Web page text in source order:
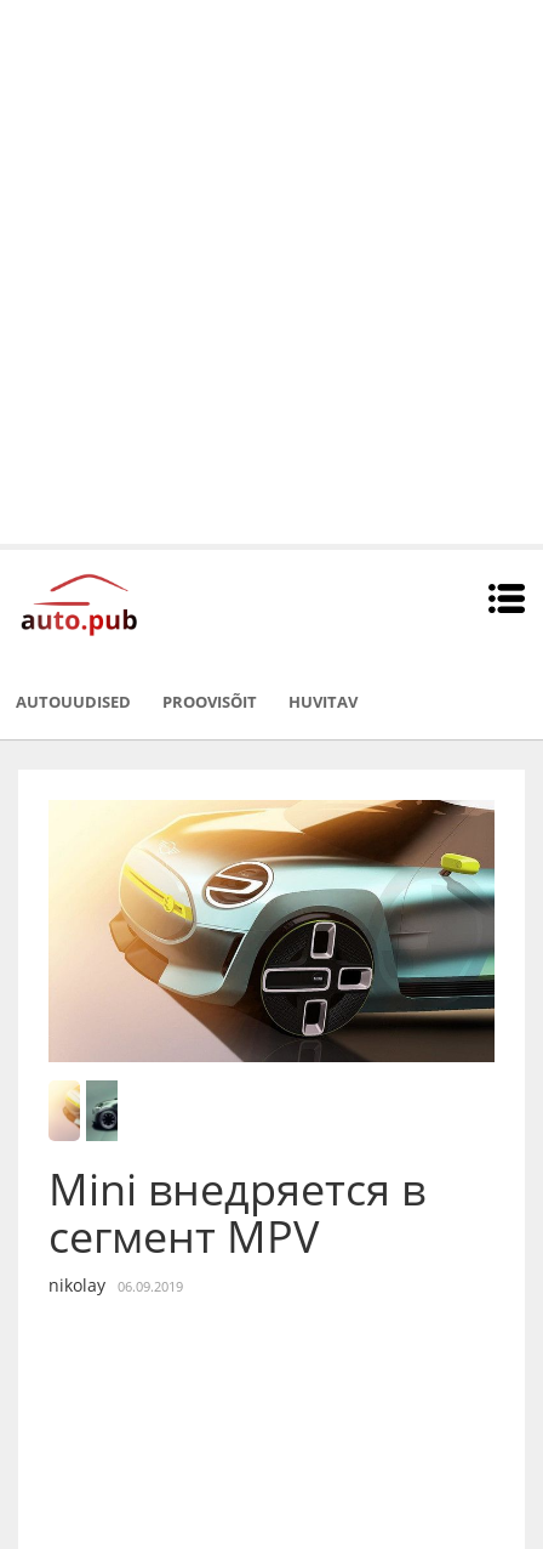
AUTOUUDISED PROOVISÕIT HUVITAV
Mini внедряется в
сегмент MPV
nikolay 06.09.2019